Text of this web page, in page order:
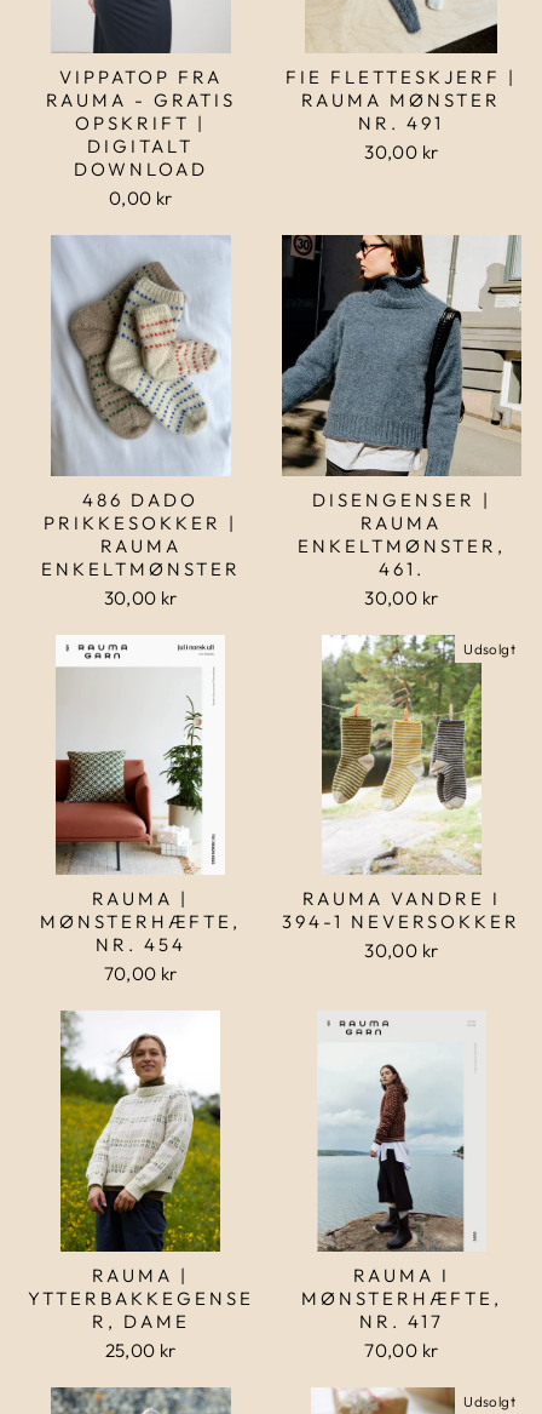
VIPPATOP FRA
RAUMA - GRATIS
OPSKRIFT |
DIGITALT
DOWNLOAD
0,00 kr
FIE FLETTESKJERF |
RAUMA MØNSTER
NR. 491
30,00 kr
486 DADO
PRIKKESOKKER |
RAUMA
ENKELTMØNSTER
30,00 kr
DISENGENSER |
RAUMA
ENKELTMØNSTER,
461.
30,00 kr
RAUMA |
MØNSTERHÆFTE,
NR. 454
70,00 kr
Udsolgt
RAUMA VANDRE I
394-1 NEVERSOKKER
30,00 kr
RAUMA |
YTTERBAKKEGENSE
R, DAME
25,00 kr
RAUMA I
MØNSTERHÆFTE,
NR. 417
70,00 kr
Udsolgt